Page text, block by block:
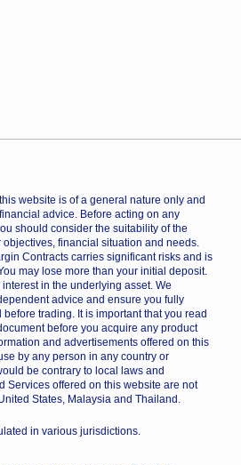
website is of a general nature only and
advice. Before acting on any
should consider the suitability of the
financial situation and needs.
Contracts carries significant risks and is
may lose more than your initial deposit.
in the underlying asset. We
advice and ensure you fully
trading. It is important that you read
before you acquire any product
and advertisements offered on this
by any person in any country or
be contrary to local laws and
Services offered on this website are not
States, Malaysia and Thailand.
in various jurisdictions.